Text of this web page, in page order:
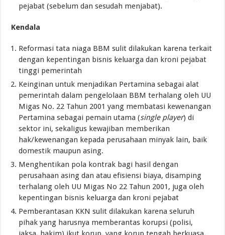
pejabat (sebelum dan sesudah menjabat).
Kendala
Reformasi tata niaga BBM sulit dilakukan karena terkait
dengan kepentingan bisnis keluarga dan kroni pejabat
tinggi pemerintah
Keinginan untuk menjadikan Pertamina sebagai alat
pemerintah dalam pengelolaan BBM terhalang oleh UU
Migas No. 22 Tahun 2001 yang membatasi kewenangan
Pertamina sebagai pemain utama (single player) di
sektor ini, sekaligus kewajiban memberikan
hak/kewenangan kepada perusahaan minyak lain, baik
domestik maupun asing.
Menghentikan pola kontrak bagi hasil dengan
perusahaan asing dan atau efisiensi biaya, disamping
terhalang oleh UU Migas No 22 Tahun 2001, juga oleh
kepentingan bisnis keluarga dan kroni pejabat
Pemberantasan KKN sulit dilakukan karena seluruh
pihak yang harusnya memberantas korupsi (polisi,